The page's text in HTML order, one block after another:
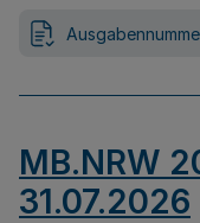
MB.NRW
31.07.2026